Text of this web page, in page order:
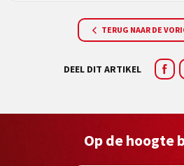
TERUG NAAR DE
DEEL DIT ARTIKEL
Op de hoogte